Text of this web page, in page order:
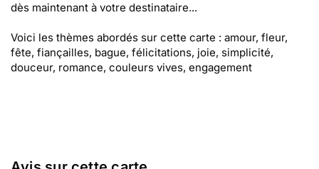
dès maintenant à votre destinataire...
Voici les thèmes abordés sur cette carte : amour, fleur,
fête, fiançailles, bague, félicitations, joie, simplicité,
douceur, romance, couleurs vives, engagement